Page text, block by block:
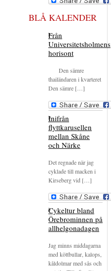
BLÅ KALENDER
Från
Universitetsholmens
horisont
Den sämre
thailändaren i kvarteret
Den sämre […]
Inifrån
flyttkarusellen
mellan Skåne
och Närke
Det regnade när jag
cyklade till macken i
Kirseberg vid […]
Cykeltur bland
Örebrominnen på
allhelgonadagen
Jag minns middagarna
med köttbullar, kalops,
kåldolmar med sås och